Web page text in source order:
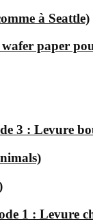
à Seattle)
paper
3 : Levure
1 : Levure